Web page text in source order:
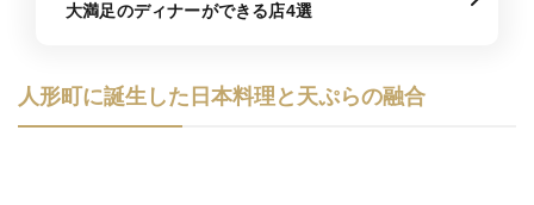
大満足のディナーができる店4選
人形町に誕生した日本料理と天ぷらの融合